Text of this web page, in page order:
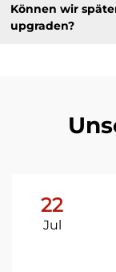
Können wir
upgraden?
22
Jul